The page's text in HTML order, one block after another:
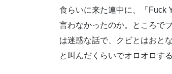
食らいに来た連中に、「Fuck
言わなかったのか。ところで
は迷惑な話で、クビとはおと
と叫んだくらいでオロオロす